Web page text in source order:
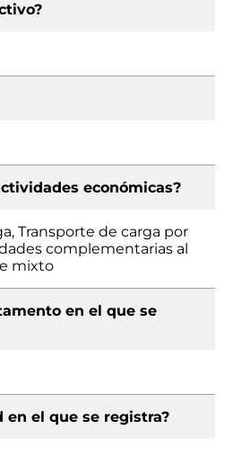
económicas?
Transporte de carga por
complementarias al
mixto
en el que se
en el que se registra?